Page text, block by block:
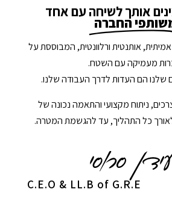
אותך לשיחה עם אחד
החברה
אותנטית ורלוונטית, המבוססת על
מעמיקה עם השטח.
שלנו הם העדות לדרך העבודה שלנו.
ניתוח מקצועי והתאמה נכונה של
לאורך כל התהליך, עד להגשמת המטרה.
C.E.O & LL.B of G.R.E